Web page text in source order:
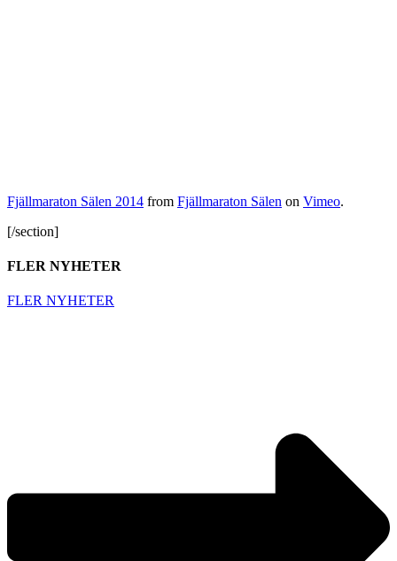
Fjällmaraton Sälen 2014 from Fjällmaraton Sälen on Vimeo.
[/section]
FLER NYHETER
FLER NYHETER